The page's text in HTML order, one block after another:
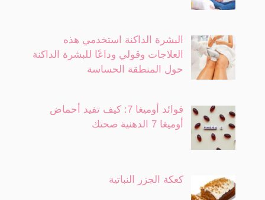
البشرة الداكنة استخدمي هذه
العلاجات وقولي وداعًا للبشرة الداكنة
حول المنطقة الحساسة
فوائد أوميغا 7: كيف تفيد أحماض
أوميغا 7 الدهنية صحتك
كعكة الجزر النباتية